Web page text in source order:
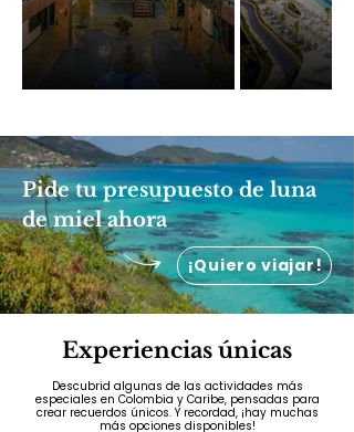
Pide tu presupuesto de luna
de miel ahora
¡Quiero viajar!
Experiencias únicas
Descubrid algunas de las actividades más
especiales en Colombia y Caribe, pensadas para
crear recuerdos únicos. Y recordad, ¡hay muchas
más opciones disponibles!